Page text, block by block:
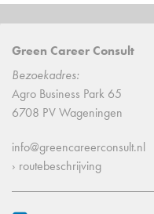
Green Career Consult
Bezoekadres:
Agro Business Park 65
6708 PV Wageningen
info@greencareerconsult.nl
› routebeschrijving